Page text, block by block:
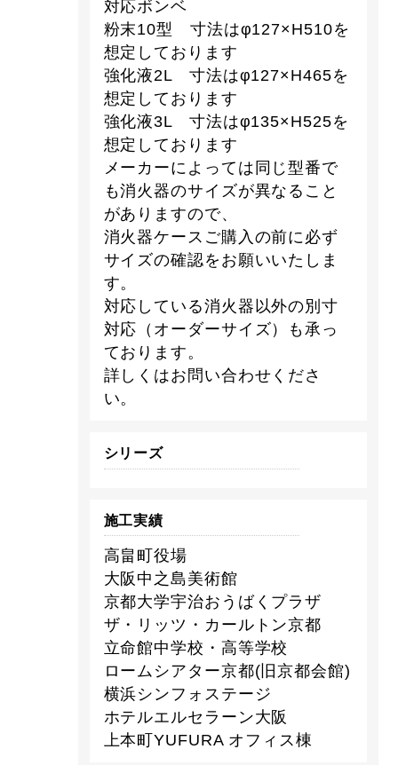
対応ボンベ
粉末10型 寸法はφ127×H510を
想定しております
強化液2L 寸法はφ127×H465を
想定しております
強化液3L 寸法はφ135×H525を
想定しております
メーカーによっては同じ型番で
も消火器のサイズが異なること
がありますので、
消火器ケースご購入の前に必ず
サイズの確認をお願いいたしま
す。
対応している消火器以外の別寸
対応（オーダーサイズ）も承っ
ております。
詳しくはお問い合わせくださ
い。
シリーズ
施工実績
高畠町役場
大阪中之島美術館
京都大学宇治おうばくプラザ
ザ・リッツ・カールトン京都
立命館中学校・高等学校
ロームシアター京都(旧京都会館)
横浜シンフォステージ
ホテルエルセラーン大阪
上本町YUFURA オフィス棟